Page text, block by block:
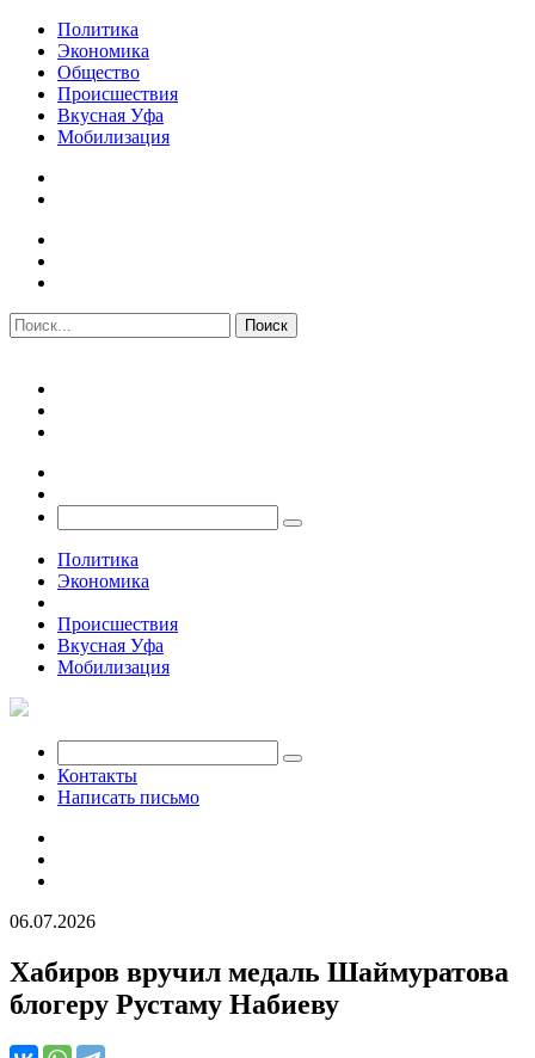
Политика
Экономика
Общество
Происшествия
Вкусная Уфа
Мобилизация
Политика
Экономика
Происшествия
Вкусная Уфа
Мобилизация
Контакты
Написать письмо
06.07.2026
Хабиров вручил медаль Шаймуратова
блогеру Рустаму Набиеву